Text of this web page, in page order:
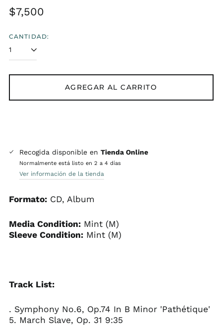
Precio
$7,500
CANTIDAD:
AGREGAR AL CARRITO
Recogida disponible en Tienda Online
Normalmente está listo en 2 a 4 días
Ver información de la tienda
Formato:CD, Album
Media Condition:Mint (M)
Sleeve Condition:Mint (M)
Track List:
. Symphony No.6, Op.74 In B Minor 'Pathétique'
5. March Slave, Op. 31 9:35